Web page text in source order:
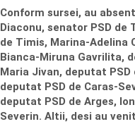
Conform sursei, au
Diaconu, senator PSD de
de Timis, Marina-Adelina
Bianca-Miruna Gavrilita,
Maria Jivan, deputat PSD
deputat PSD de Caras-
deputat PSD de Arges,
Severin. Altii, desi au